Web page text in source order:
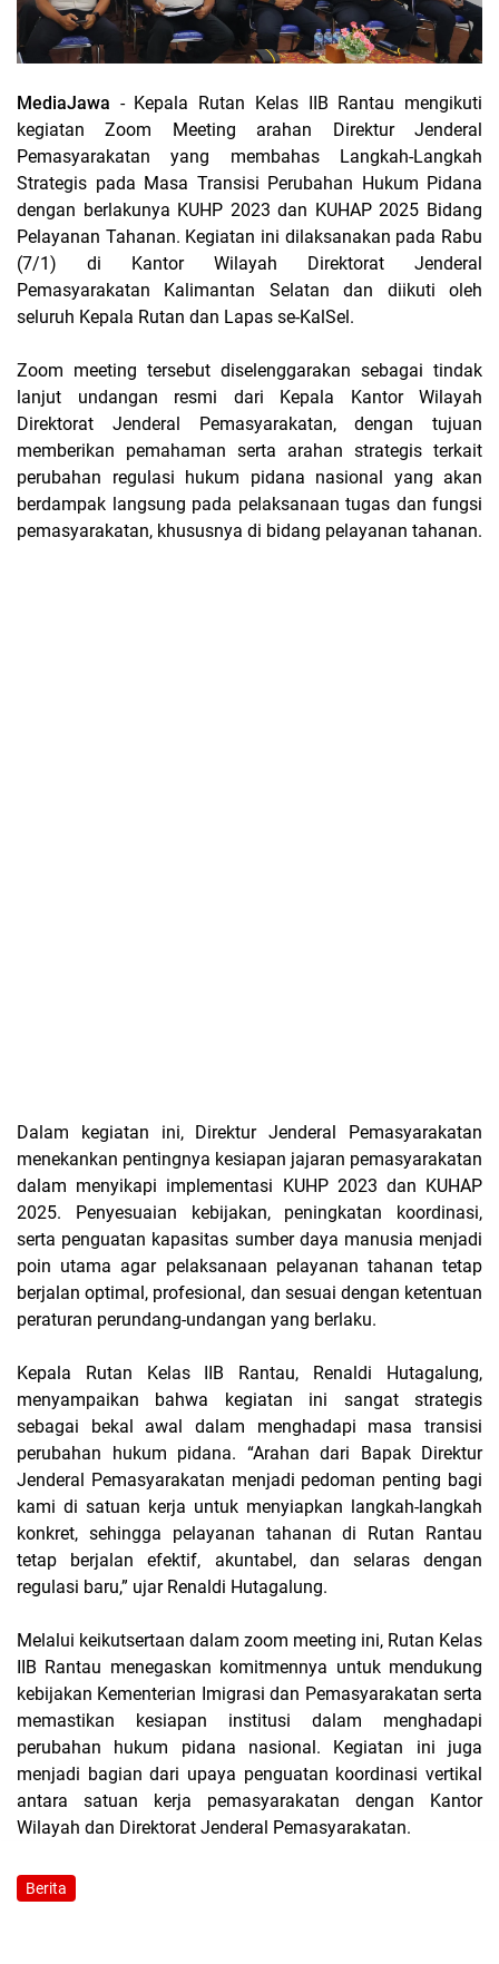
MediaJawa - Kepala Rutan Kelas IIB Rantau mengikuti
kegiatan Zoom Meeting arahan Direktur Jenderal
Pemasyarakatan yang membahas Langkah-Langkah
Strategis pada Masa Transisi Perubahan Hukum Pidana
dengan berlakunya KUHP 2023 dan KUHAP 2025 Bidang
Pelayanan Tahanan. Kegiatan ini dilaksanakan pada Rabu
(7/1) di Kantor Wilayah Direktorat Jenderal
Pemasyarakatan Kalimantan Selatan dan diikuti oleh
seluruh Kepala Rutan dan Lapas se-KalSel.
Zoom meeting tersebut diselenggarakan sebagai tindak
lanjut undangan resmi dari Kepala Kantor Wilayah
Direktorat Jenderal Pemasyarakatan, dengan tujuan
memberikan pemahaman serta arahan strategis terkait
perubahan regulasi hukum pidana nasional yang akan
berdampak langsung pada pelaksanaan tugas dan fungsi
pemasyarakatan, khususnya di bidang pelayanan tahanan.
Dalam kegiatan ini, Direktur Jenderal Pemasyarakatan
menekankan pentingnya kesiapan jajaran pemasyarakatan
dalam menyikapi implementasi KUHP 2023 dan KUHAP
2025. Penyesuaian kebijakan, peningkatan koordinasi,
serta penguatan kapasitas sumber daya manusia menjadi
poin utama agar pelaksanaan pelayanan tahanan tetap
berjalan optimal, profesional, dan sesuai dengan ketentuan
peraturan perundang-undangan yang berlaku.
Kepala Rutan Kelas IIB Rantau, Renaldi Hutagalung,
menyampaikan bahwa kegiatan ini sangat strategis
sebagai bekal awal dalam menghadapi masa transisi
perubahan hukum pidana. “Arahan dari Bapak Direktur
Jenderal Pemasyarakatan menjadi pedoman penting bagi
kami di satuan kerja untuk menyiapkan langkah-langkah
konkret, sehingga pelayanan tahanan di Rutan Rantau
tetap berjalan efektif, akuntabel, dan selaras dengan
regulasi baru,” ujar Renaldi Hutagalung.
Melalui keikutsertaan dalam zoom meeting ini, Rutan Kelas
IIB Rantau menegaskan komitmennya untuk mendukung
kebijakan Kementerian Imigrasi dan Pemasyarakatan serta
memastikan kesiapan institusi dalam menghadapi
perubahan hukum pidana nasional. Kegiatan ini juga
menjadi bagian dari upaya penguatan koordinasi vertikal
antara satuan kerja pemasyarakatan dengan Kantor
Wilayah dan Direktorat Jenderal Pemasyarakatan.
Berita